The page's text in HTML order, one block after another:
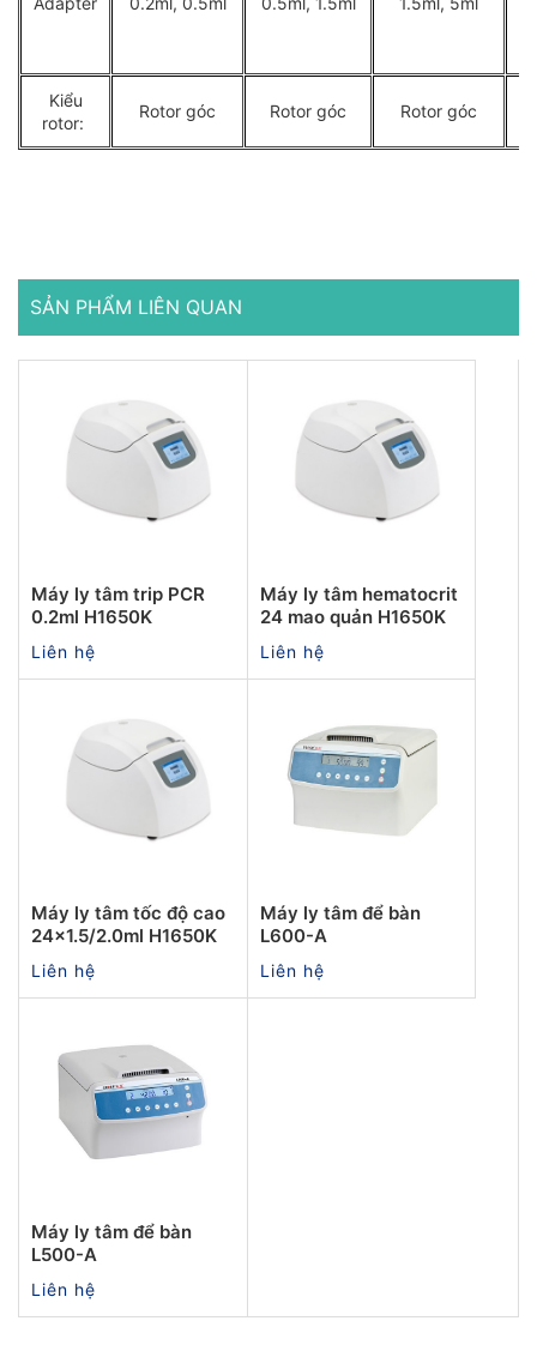
Kiểu
rotor:
Rotor góc Rotor góc Rotor góc
SẢN PHẨM LIÊN QUAN
Máy ly tâm trip PCR
0.2ml H1650K
Liên hệ
Máy ly tâm hematocrit
24 mao quản H1650K
Liên hệ
Máy ly tâm tốc độ cao
24x1.5/2.0ml H1650K
Liên hệ
Máy ly tâm để bàn
L600-A
Liên hệ
Máy ly tâm để bàn
L500-A
Liên hệ